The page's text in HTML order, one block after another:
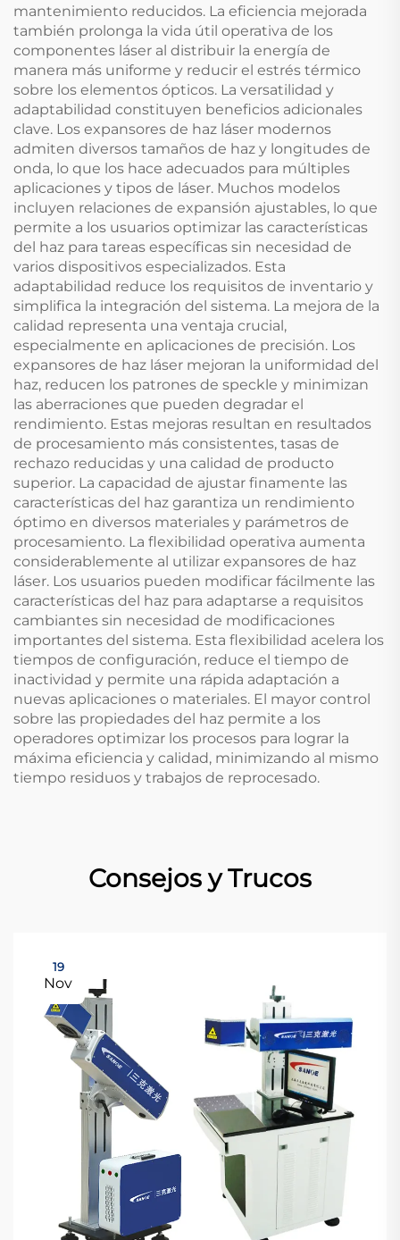
mantenimiento reducidos. La eficiencia mejorada
también prolonga la vida útil operativa de los
componentes láser al distribuir la energía de
manera más uniforme y reducir el estrés térmico
sobre los elementos ópticos. La versatilidad y
adaptabilidad constituyen beneficios adicionales
clave. Los expansores de haz láser modernos
admiten diversos tamaños de haz y longitudes de
onda, lo que los hace adecuados para múltiples
aplicaciones y tipos de láser. Muchos modelos
incluyen relaciones de expansión ajustables, lo que
permite a los usuarios optimizar las características
del haz para tareas específicas sin necesidad de
varios dispositivos especializados. Esta
adaptabilidad reduce los requisitos de inventario y
simplifica la integración del sistema. La mejora de la
calidad representa una ventaja crucial,
especialmente en aplicaciones de precisión. Los
expansores de haz láser mejoran la uniformidad del
haz, reducen los patrones de speckle y minimizan
las aberraciones que pueden degradar el
rendimiento. Estas mejoras resultan en resultados
de procesamiento más consistentes, tasas de
rechazo reducidas y una calidad de producto
superior. La capacidad de ajustar finamente las
características del haz garantiza un rendimiento
óptimo en diversos materiales y parámetros de
procesamiento. La flexibilidad operativa aumenta
considerablemente al utilizar expansores de haz
láser. Los usuarios pueden modificar fácilmente las
características del haz para adaptarse a requisitos
cambiantes sin necesidad de modificaciones
importantes del sistema. Esta flexibilidad acelera los
tiempos de configuración, reduce el tiempo de
inactividad y permite una rápida adaptación a
nuevas aplicaciones o materiales. El mayor control
sobre las propiedades del haz permite a los
operadores optimizar los procesos para lograr la
máxima eficiencia y calidad, minimizando al mismo
tiempo residuos y trabajos de reprocesado.
Consejos y Trucos
19
Nov